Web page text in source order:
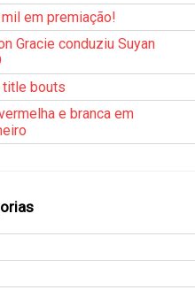
em premiação!
Gracie conduziu Suyan
title bouts
e branca em